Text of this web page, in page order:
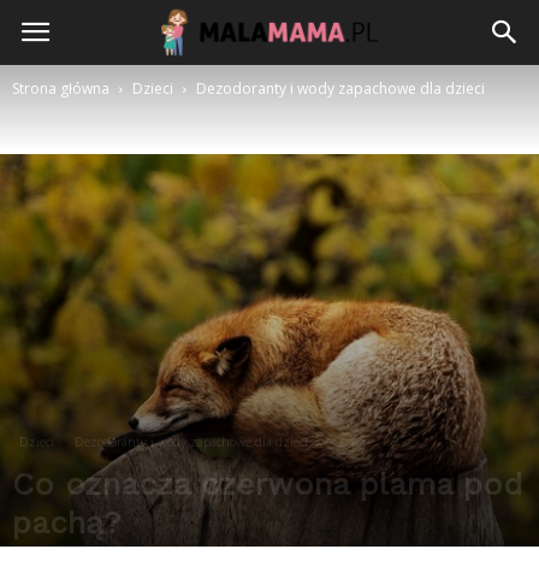
Strona główna Dzieci Dezodoranty i wody zapachowe dla dzieci
Dzieci Dezodoranty i wody zapachowe dla dzieci
Co oznacza czerwona plama pod
pachą?